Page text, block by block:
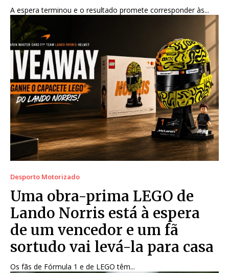
A espera terminou e o resultado promete corresponder às...
Desporto Motorizado
Uma obra-prima LEGO de
Lando Norris está à espera
de um vencedor e um fã
sortudo vai levá-la para casa
Os fãs de Fórmula 1 e de LEGO têm...